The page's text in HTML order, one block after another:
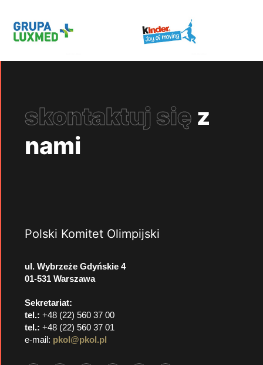
skontaktuj się z
nami
Polski Komitet Olimpijski
ul. Wybrzeże Gdyńskie 4
01-531 Warszawa
Sekretariat:
tel.: +48 (22) 560 37 00
tel.: +48 (22) 560 37 01
e-mail: pkol@pkol.pl